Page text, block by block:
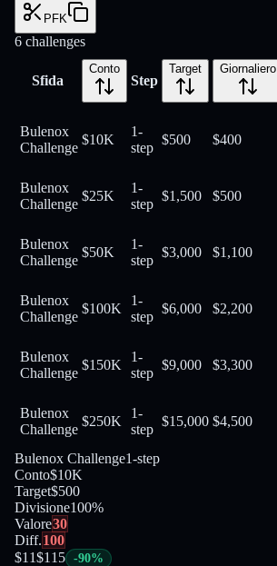
PFK
6 challenges
Sfida
Conto
Step
Target Giornaliero
Bulenox
Challenge
$10K
1-
step
$500 $400
Bulenox
Challenge
$25K
1-
step
$1,500 $500
Bulenox
Challenge
$50K
1-
step
$3,000 $1,100
Bulenox
Challenge
$100K
1-
step
$6,000 $2,200
Bulenox
Challenge
$150K
1-
step
$9,000 $3,300
Bulenox
Challenge
$250K
1-
step
$15,000 $4,500
Bulenox Challenge1-step
Conto$10K
Target$500
Divisione100%
Valore30
Diff.100
$11$115 -90%